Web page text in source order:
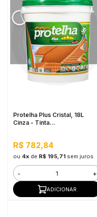
Protelha Plus Cristal, 18L
Cinza - Tinta
R$ 782,84
ou 4xde R$ 195,71 sem juros
- +
ADICIONAR